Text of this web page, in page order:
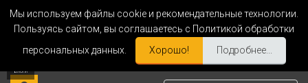
Мы используем файлы cookie и рекомендательные технологии.
Пользуясь сайтом, вы соглашаетесь с Политикой обработки
персональных данных.
Хорошо! Подробнее...